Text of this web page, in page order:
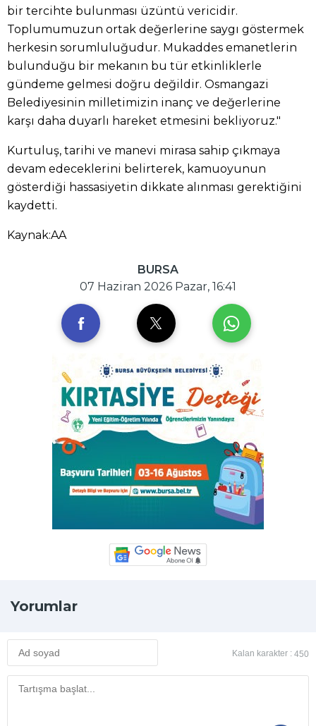
bir tercihte bulunması üzüntü vericidir.
Toplumumuzun ortak değerlerine saygı göstermek
herkesin sorumluluğudur. Mukaddes emanetlerin
bulunduğu bir mekanın bu tür etkinliklerle
gündeme gelmesi doğru değildir. Osmangazi
Belediyesinin milletimizin inanç ve değerlerine
karşı daha duyarlı hareket etmesini bekliyoruz."
Kurtuluş, tarihi ve manevi mirasa sahip çıkmaya
devam edeceklerini belirterek, kamuoyunun
gösterdiği hassasiyetin dikkate alınması gerektiğini
kaydetti.
Kaynak:AA
BURSA
07 Haziran 2026 Pazar, 16:41
Yorumlar
Kalan karakter : 450